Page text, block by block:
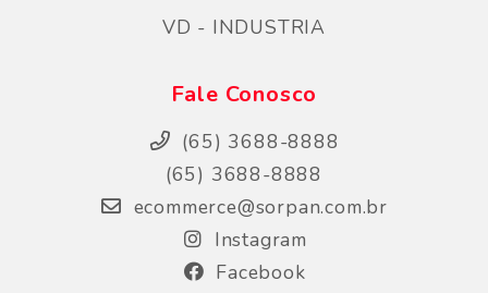
VD - INDUSTRIA
Fale Conosco
(65) 3688-8888
(65) 3688-8888
ecommerce@sorpan.com.br
Instagram
Facebook